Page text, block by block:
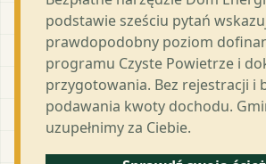
podstawie sześciu pytań
prawdopodobny poziom
programu Czyste Powietrze i
przygotowania. Bez rejestracji i
podawania kwoty dochodu.
uzupełnimy za Ciebie.